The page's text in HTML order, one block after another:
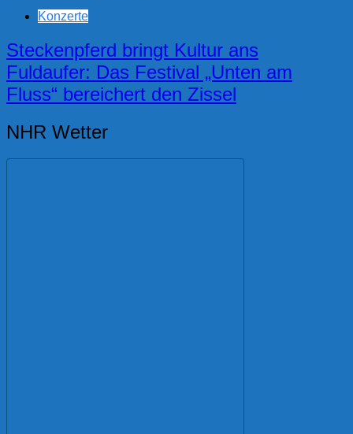
Konzerte
Steckenpferd bringt Kultur ans
Fuldaufer: Das Festival „Unten am
Fluss“ bereichert den Zissel
NHR Wetter